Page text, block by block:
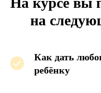
на
Как дать
ребёнку